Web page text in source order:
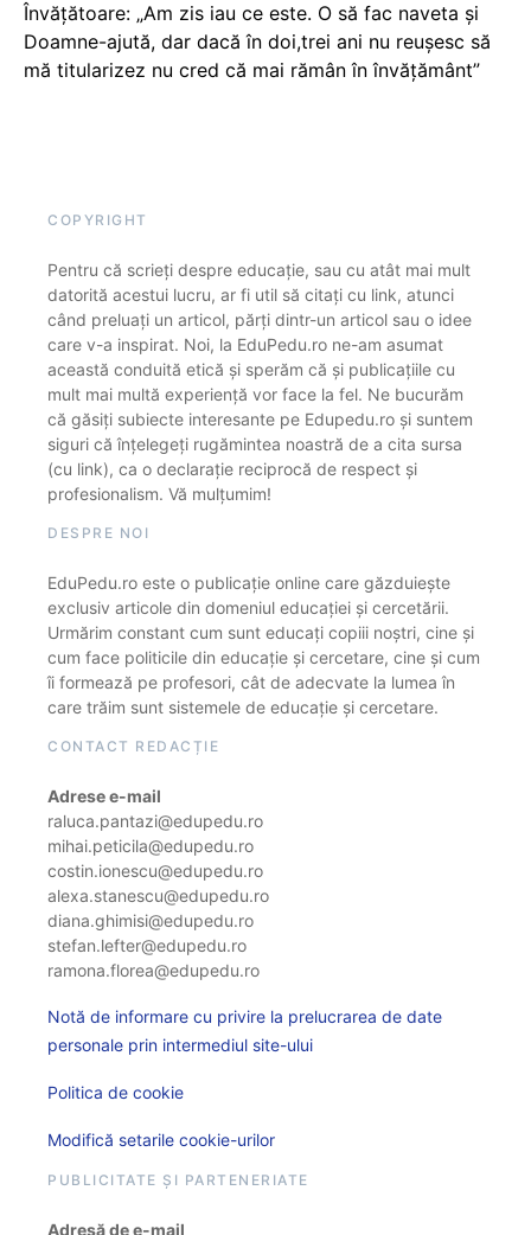
Învățătoare: „Am zis iau ce este. O să fac naveta și
Doamne-ajută, dar dacă în doi,trei ani nu reușesc să
mă titularizez nu cred că mai rămân în învățământ”
COPYRIGHT
Pentru că scrieți despre educație, sau cu atât mai mult
datorită acestui lucru, ar fi util să citați cu link, atunci
când preluați un articol, părți dintr-un articol sau o idee
care v-a inspirat. Noi, la EduPedu.ro ne-am asumat
această conduită etică și sperăm că și publicațiile cu
mult mai multă experiență vor face la fel. Ne bucurăm
că găsiți subiecte interesante pe Edupedu.ro și suntem
siguri că înțelegeți rugămintea noastră de a cita sursa
(cu link), ca o declarație reciprocă de respect și
profesionalism. Vă mulțumim!
DESPRE NOI
EduPedu.ro este o publicație online care găzduiește
exclusiv articole din domeniul educației și cercetării.
Urmărim constant cum sunt educați copiii noștri, cine și
cum face politicile din educație și cercetare, cine și cum
îi formează pe profesori, cât de adecvate la lumea în
care trăim sunt sistemele de educație și cercetare.
CONTACT REDACȚIE
Adrese e-mail
raluca.pantazi@edupedu.ro
mihai.peticila@edupedu.ro
costin.ionescu@edupedu.ro
alexa.stanescu@edupedu.ro
diana.ghimisi@edupedu.ro
stefan.lefter@edupedu.ro
ramona.florea@edupedu.ro
Notă de informare cu privire la prelucrarea de date
personale prin intermediul site-ului
Politica de cookie
Modifică setarile cookie-urilor
PUBLICITATE ȘI PARTENERIATE
Adresă de e-mail